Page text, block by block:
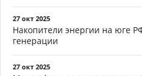
27 окт 2025
Накопители энергии на юге
генерации
27 окт 2025